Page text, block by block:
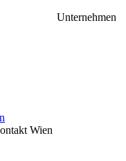
Unternehmen
Wien